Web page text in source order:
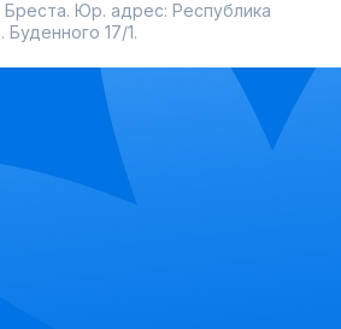
Бреста. Юр. адрес: Республика
Буденного 17/1.